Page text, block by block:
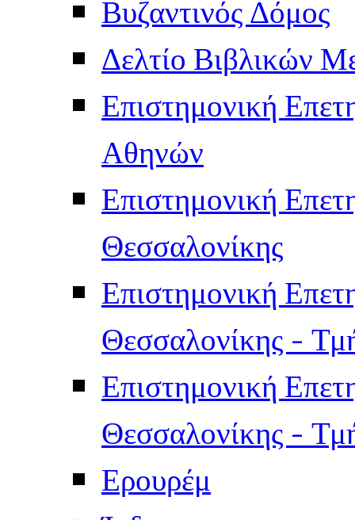
Βυζαντινός Δόμος
Δελτίο Βιβλικών
Επιστημονική
Αθηνών
Επιστημονική
Θεσσαλονίκης
Επιστημονική
Θεσσαλονίκης -
Επιστημονική
Θεσσαλονίκης -
Ερουρέμ